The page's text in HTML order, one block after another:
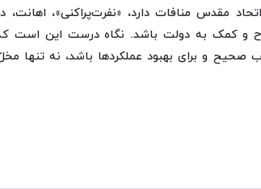
مقدس منافات دارد، «نفرت‌پراکنی»،
و کمک به دولت باشد. نگاه درست این است
صحیح و برای بهبود عملکردها باشد، نه تنها